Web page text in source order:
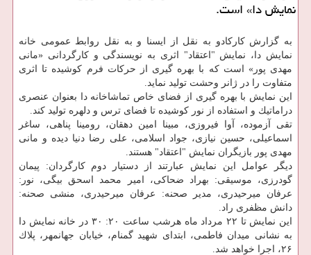
نمایش دا» است.
به گزارش كاركادو به نقل از ایسنا و به نقل روابط عمومی خانه
نمایش دا، نمایش "اعتقاد" اثری به نویسندگی و كارگردانی «مانی
مهدی پور» است كه با بهره گیری از حركات فرم كوشیده تا اثری
متفاوت را در ژانر وحشت تولید نماید.
این نمایش با بهره گیری از فضای خاص تماشاخانه دا بعنوان عنصری
دراماتیك و استفاده از نور كوشیده تا فضای ترس و دلهره تولید كند.
تقی آزموده، آوا فیروزی، مبینا امین دهقان، رومینا پناهی، ساغر
اسماعیلی، حسین نیازی، جواد اسلامی، علی رضا دنیا دیده و مانی
مهدی پور بازیگران نمایش "اعتقاد" هستند.
دیگر عوامل این نمایش عبارتند از دستیار دوم كارگردان: پیمان
گودرزی، موسیقی: بهراد ضحاكی، امیر محمد اسحق بیگی، نور:
عرفان میرحیدری، مدیر صحنه: عرفان میرحیدری، منشی صحنه:
دانش مظفری راد.
این نمایش تا ۲۲ مرداد ماه هرشب ساعت ۲۰: ۳۰ در خانه نمایش دا
به نشانی میدان فاطمی، ابتدای شهید گمنام، خیابان جهانمهر، پلاك
۲۶، اجرا خواهد شد.